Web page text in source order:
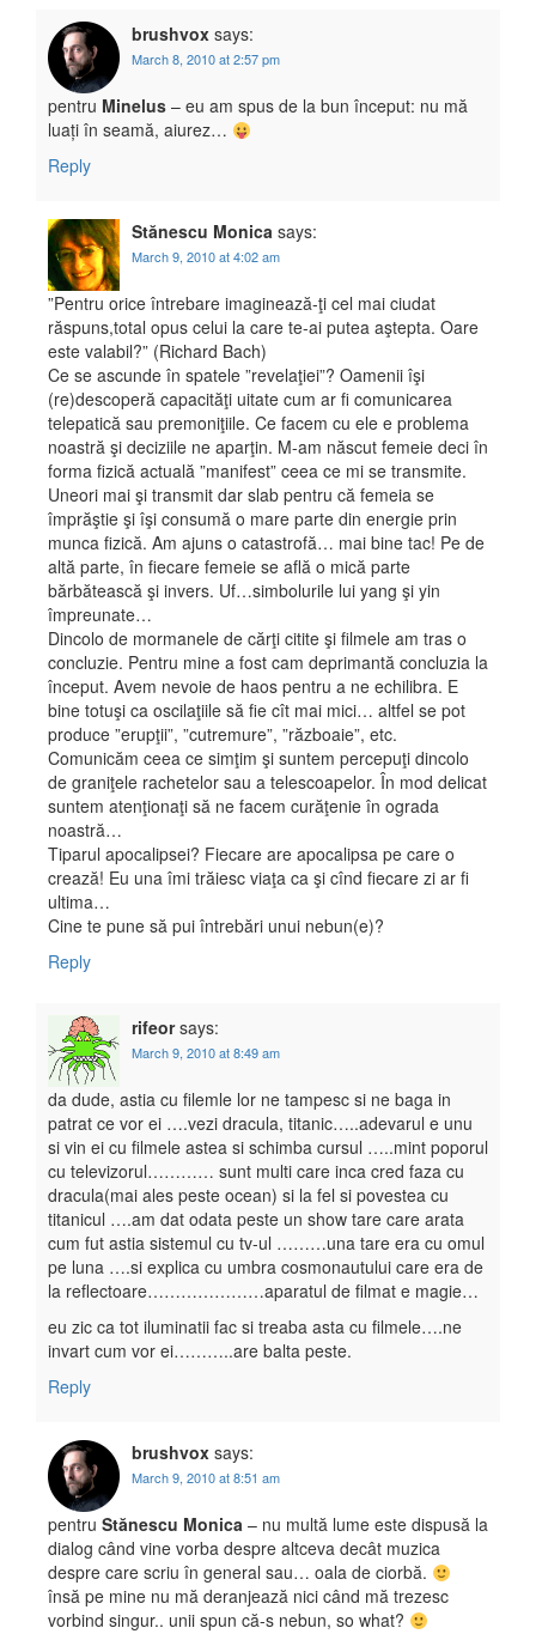
brushvox says:
March 8, 2010 at 2:57 pm
pentru Minelus – eu am spus de la bun început: nu mă
luați în seamă, aiurez…
Reply
Stănescu Monica says:
March 9, 2010 at 4:02 am
”Pentru orice întrebare imaginează-ţi cel mai ciudat
răspuns,total opus celui la care te-ai putea aştepta. Oare
este valabil?” (Richard Bach)
Ce se ascunde în spatele ”revelaţiei”? Oamenii îşi
(re)descoperă capacităţi uitate cum ar fi comunicarea
telepatică sau premoniţiile. Ce facem cu ele e problema
noastră şi deciziile ne aparţin. M-am născut femeie deci în
forma fizică actuală ”manifest” ceea ce mi se transmite.
Uneori mai şi transmit dar slab pentru că femeia se
împrăştie şi îşi consumă o mare parte din energie prin
munca fizică. Am ajuns o catastrofă… mai bine tac! Pe de
altă parte, în fiecare femeie se află o mică parte
bărbătească şi invers. Uf…simbolurile lui yang şi yin
împreunate…
Dincolo de mormanele de cărţi citite şi filmele am tras o
concluzie. Pentru mine a fost cam deprimantă concluzia la
început. Avem nevoie de haos pentru a ne echilibra. E
bine totuşi ca oscilaţiile să fie cît mai mici… altfel se pot
produce ”erupţii”, ”cutremure”, ”războaie”, etc.
Comunicăm ceea ce simţim şi suntem percepuţi dincolo
de graniţele rachetelor sau a telescoapelor. În mod delicat
suntem atenţionaţi să ne facem curăţenie în ograda
noastră…
Tiparul apocalipsei? Fiecare are apocalipsa pe care o
crează! Eu una îmi trăiesc viaţa ca şi cînd fiecare zi ar fi
ultima…
Cine te pune să pui întrebări unui nebun(e)?
Reply
rifeor says:
March 9, 2010 at 8:49 am
da dude, astia cu filemle lor ne tampesc si ne baga in
patrat ce vor ei ….vezi dracula, titanic…..adevarul e unu
si vin ei cu filmele astea si schimba cursul …..mint poporul
cu televizorul………… sunt multi care inca cred faza cu
dracula(mai ales peste ocean) si la fel si povestea cu
titanicul ….am dat odata peste un show tare care arata
cum fut astia sistemul cu tv-ul ………una tare era cu omul
pe luna ….si explica cu umbra cosmonautului care era de
la reflectoare…………………aparatul de filmat e magie…
eu zic ca tot iluminatii fac si treaba asta cu filmele….ne
invart cum vor ei………..are balta peste.
Reply
brushvox says:
March 9, 2010 at 8:51 am
pentru Stănescu Monica – nu multă lume este dispusă la
dialog când vine vorba despre altceva decât muzica
despre care scriu în general sau… oala de ciorbă.
însă pe mine nu mă deranjează nici când mă trezesc
vorbind singur.. unii spun că-s nebun, so what?